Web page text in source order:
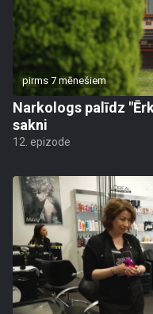
pirms 7 mēnešiem
Narkologs palīdz
sakni
12. epizode